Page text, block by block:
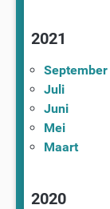
2021
September
Juli
Juni
Mei
Maart
2020